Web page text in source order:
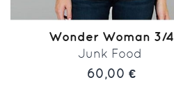
Wonder Woman 3/4
Junk Food
60,00 €